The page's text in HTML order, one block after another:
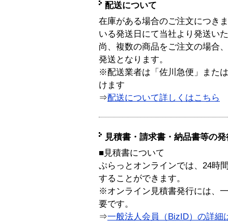
配送について
在庫がある場合のご注文につき
いる発送日にて当社より発送い
尚、複数の商品をご注文の場合
発送となります。
※配送業者は「佐川急便」また
けます
⇒配送について詳しくはこちら
見積書・請求書・納品書等の
■見積書について
ぷらっとオンラインでは、24時
することができます。
※オンライン見積書発行には、
要です。
⇒一般法人会員（BizID）の詳細